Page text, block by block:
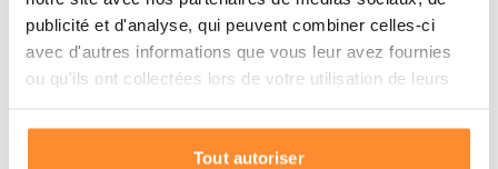
publicité et d'analyse, qui peuvent combiner celles-ci
avec d'autres informations que vous leur avez fournies
ou qu'ils ont collectées lors de votre utilisation de leurs
Tout autoriser
Capacité de charge 15,45 kg
Polypropylène (PP)